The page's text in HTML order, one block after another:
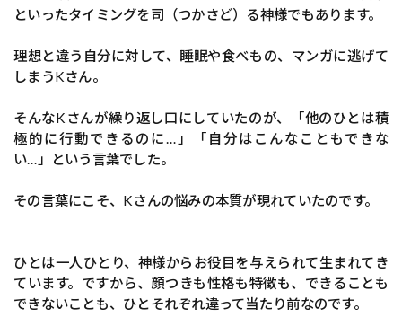
といったタイミングを司（つかさど）る神様でもあります。
理想と違う自分に対して、睡眠や食べもの、マンガに逃げて
しまうKさん。
そんなKさんが繰り返し口にしていたのが、「他のひとは積
極的に行動できるのに…」「自分はこんなこともできな
い…」という言葉でした。
その言葉にこそ、Kさんの悩みの本質が現れていたのです。
ひとは一人ひとり、神様からお役目を与えられて生まれてき
ています。ですから、顔つきも性格も特徴も、できることも
できないことも、ひとそれぞれ違って当たり前なのです。